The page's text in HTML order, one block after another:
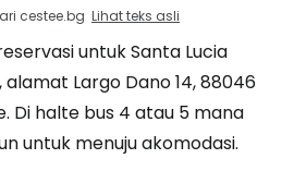
cestee.bg Lihat teks asli
untuk Santa Lucia
Largo Dano 14, 88046
Di halte bus 4 atau 5 mana
untuk menuju akomodasi.